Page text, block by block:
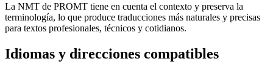
La NMT de PROMT tiene en cuenta el contexto y preserva la
terminología, lo que produce traducciones más naturales y precisas
para textos profesionales, técnicos y cotidianos.
Idiomas y direcciones compatibles